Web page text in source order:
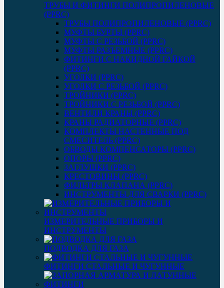
ТРУБЫ И ФИТИНГИ ПОЛИПРОПИЛЕНОВЫЕ
(PPRC)
ТРУБЫ ПОЛИПРОПИЛЕНОВЫЕ (PPRC)
МУФТЫ БУРТЫ (PPRC)
МУФТЫ C РЕЗЬБОЙ (PPRC)
МУФТЫ РАЗЪЕМНЫЕ (PPRC)
ФИТИНГИ С НАКИДНОЙ ГАЙКОЙ
(PPRC)
УГОЛКИ (PPRC)
УГОЛКИ С РЕЗЬБОЙ (PPRC)
ТРОЙНИКИ (PPRC)
ТРОЙНИКИ С РЕЗЬБОЙ (PPRC)
ВЕНТИЛИ КРАНЫ (PPRC)
КРАНЫ РАДИАТОРНЫЕ (PPRC)
КОМПЛЕКТЫ НАСТЕННЫЕ ПОД
СМЕСИТЕЛЬ (PPRC)
ОБВОДЫ КОМПЕНСАТОРЫ (PPRC)
ОПОРЫ (PPRC)
ЗАГЛУШКИ (PPRC)
КРЕСТОВИНЫ (PPRC)
ФИЛЬТРЫ КЛАПАНА (PPRC)
ИНСТРУМЕНТЫ ДЛЯ СВАРКИ (PPRC)
ИЗМЕРИТЕЛЬНЫЕ ПРИБОРЫ И
ИНСТРУМЕНТЫ
ПОДВОДКА ДЛЯ ГАЗА
ФИТИНГИ СТАЛЬНЫЕ И ЧУГУННЫЕ